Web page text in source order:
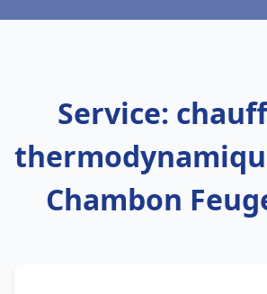
Service:
Chambon